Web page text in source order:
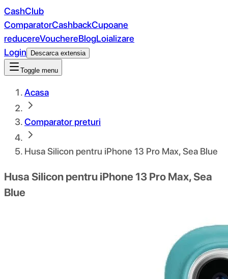
CashClub
ComparatorCashbackCupoane
reducereVouchereBlogLoializare
Login
Descarca extensia
Toggle menu
Acasa
Comparator preturi
Husa Silicon pentru iPhone 13 Pro Max, Sea Blue
Husa Silicon pentru iPhone 13 Pro Max, Sea
Blue